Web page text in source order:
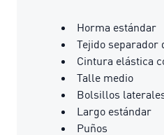
Horma estándar
Tejido separador
Cintura elástica
Talle medio
Bolsillos
Largo estándar
Puños